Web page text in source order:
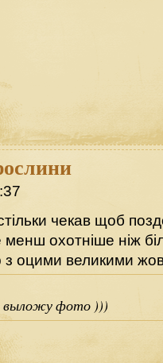
чекав щоб
менш охотніше ніж
з оцими великими
выложу фото )))